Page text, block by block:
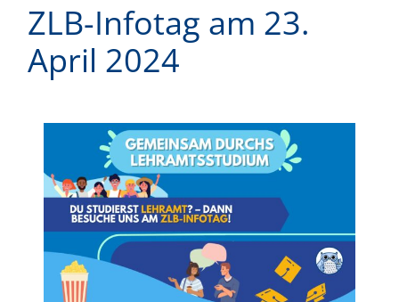
ZLB-Infotag am 23.
April 2024
grösseres
Bild